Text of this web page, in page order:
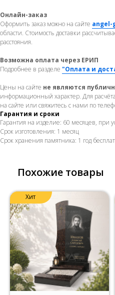
Онлайн-заказ
Оформить заказ можно на сайте
области. Стоимость доставки
расстояния.
Возможна оплата через ЕРИП
Подробнее в разделе "Оплата и
Цены на сайте не являются
информационный характер. Для расчёта
на сайте или свяжитесь с нами по
Гарантия и сроки
Гарантия на изделие: 60 месяцев, при
Срок изготовления: 1 месяц
Срок хранения памятника: 1 год
Похожие товары
Хит